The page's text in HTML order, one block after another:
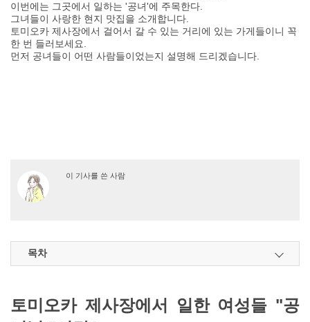
여행작가 모집
이번에는 그곳에서 일하는 '공녀'에 주목한다.
그녀들이 사랑한 현지 맛집을 소개합니다.
토미오카 제사장에서 걸어서 갈 수 있는 거리에 있는 가게들이니 꼭
한 번 들러보세요.
먼저 공녀들이 어떤 사람들이었는지 설명해 드리겠습니다.
이 기사를 쓴 사람
목차
토미오카 제사장에서 일한 여성들 "공